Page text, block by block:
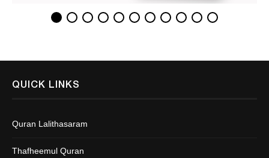
QUICK LINKS
Quran Lalithasaram
Thafheemul Quran